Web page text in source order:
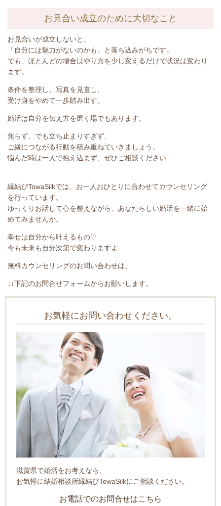
お見合い成立のために大切なこと
お見合いが成立しないと、
「自分には魅力がないのかも」と落ち込みがちです。
でも、ほとんどの場合はやり方を少し変えるだけで状況は変わり
ます。
条件を整理し、写真を見直し、
受け身をやめて一歩踏み出す。
婚活は自分を伝え方を磨く場でもあります。
焦らず、でも立ち止まりすぎず、
ご縁につながる行動を積み重ねていきましょう。
悩んだ時は一人で抱え込まず、ぜひご相談ください
縁結びTowaSilkでは、お一人おひとりに合わせてカウンセリング
を行っています。
ゆっくりお話して心を整えながら、あなたらしい婚活を一緒に始
めてみませんか。
幸せは自分から叶えるもの♡
今も未来も自分次第で変わりますよ
無料カウンセリングのお問い合わせは、
↓↓下記のお問合せフォームからお願いします。
お気軽にお問い合わせください。
滋賀県で婚活をお考えなら、
お気軽に結婚相談所縁結びTowaSilkにご相談ください。
お電話でのお問合せはこちら